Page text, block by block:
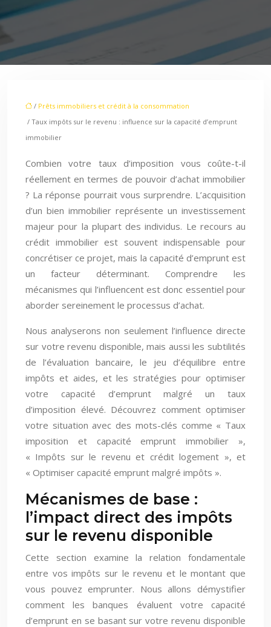
/ Prêts immobiliers et crédit à la consommation
/ Taux impôts sur le revenu : influence sur la capacité d’emprunt
immobilier
Combien votre taux d’imposition vous coûte-t-il
réellement en termes de pouvoir d’achat immobilier
? La réponse pourrait vous surprendre. L’acquisition
d’un bien immobilier représente un investissement
majeur pour la plupart des individus. Le recours au
crédit immobilier est souvent indispensable pour
concrétiser ce projet, mais la capacité d’emprunt est
un facteur déterminant. Comprendre les
mécanismes qui l’influencent est donc essentiel pour
aborder sereinement le processus d’achat.
Nous analyserons non seulement l’influence directe
sur votre revenu disponible, mais aussi les subtilités
de l’évaluation bancaire, le jeu d’équilibre entre
impôts et aides, et les stratégies pour optimiser
votre capacité d’emprunt malgré un taux
d’imposition élevé. Découvrez comment optimiser
votre situation avec des mots-clés comme « Taux
imposition et capacité emprunt immobilier »,
« Impôts sur le revenu et crédit logement », et
« Optimiser capacité emprunt malgré impôts ».
Mécanismes de base :
l’impact direct des impôts
sur le revenu disponible
Cette section examine la relation fondamentale
entre vos impôts sur le revenu et le montant que
vous pouvez emprunter. Nous allons démystifier
comment les banques évaluent votre capacité
d’emprunt en se basant sur votre revenu disponible